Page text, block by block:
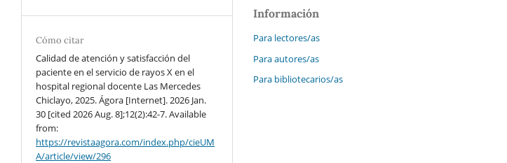
Cómo citar
Calidad de atención y satisfacción del
paciente en el servicio de rayos X en el
hospital regional docente Las Mercedes
Chiclayo, 2025. Ágora [Internet]. 2026 Jan.
30 [cited 2026 Aug. 8];12(2):42-7. Available
from:
https://revistaagora.com/index.php/cieUM
A/article/view/296
Información
Para lectores/as
Para autores/as
Para bibliotecarios/as